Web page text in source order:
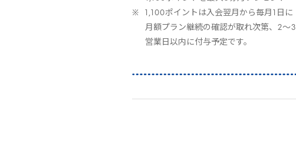
, 100ポイントは入会翌月から毎月
日に
月額プラン継続の確認が取れ次第、
2～3
営業日以内に付与予定です。